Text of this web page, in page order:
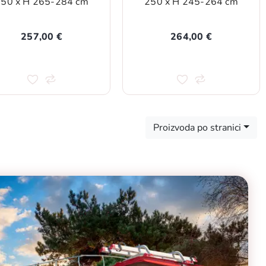
257,00 € 264,00 €
Proizvoda po stranici